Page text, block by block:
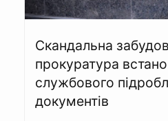
Скандальна
прокуратура
службового
документів